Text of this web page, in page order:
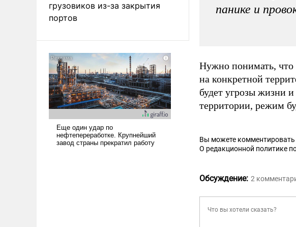
грузовиков из-за закрытия
портов
панике и
Нужно понимать,
на конкретной
будет угрозы жизни
территории, режим
Вы можете
О редакционной политике
Обсуждение: 2